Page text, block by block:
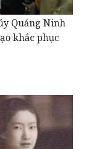
khắc phục